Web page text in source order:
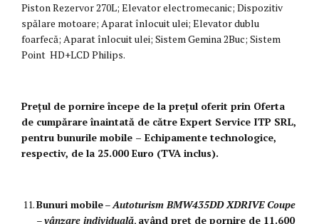
Piston Rezervor 270L; Elevator electromecanic; Dispozitiv
spălare motoare; Aparat înlocuit ulei; Elevator dublu
foarfecă; Aparat înlocuit ulei; Sistem Gemina 2Buc; Sistem
Point HD+LCD Philips.
Prețul de pornire începe de la prețul oferit prin Oferta
de cumpărare înaintată de către Expert Service ITP SRL,
pentru bunurile mobile – Echipamente technologice,
respectiv, de la 25.000 Euro (TVA inclus).
Bunuri mobile–Autoturism BMW435DD XDRIVE Coupe
–vânzare individuală, având preț de pornire de 11.600